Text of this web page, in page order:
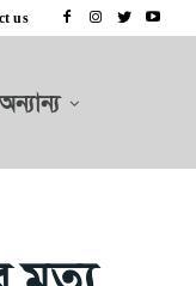
us
অন্যান্য